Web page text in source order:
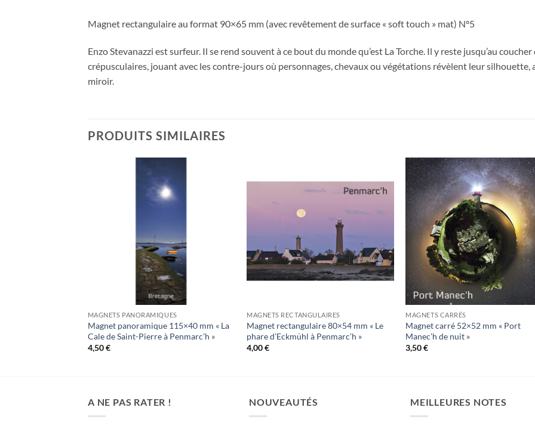
Magnet rectangulaire au format 90×65 mm (avec revêtement de surface « soft touch » mat) N°5
Enzo Stevanazzi est surfeur. Il se rend souvent à ce bout du monde qu’est La Torche. Il y reste jusqu’au
crépusculaires, jouant avec les contre-jours où personnages, chevaux ou végétations révèlent leur silhouette,
miroir.
PRODUITS SIMILAIRES
MAGNETS PANORAMIQUES
Magnet panoramique 115×40 mm « La
Cale de Saint-Pierre à Penmarc’h »
4,50€
Ajouter
MAGNETS RECTANGULAIRES
Magnet rectangulaire 80×54 mm « Le
phare d’Eckmühl à Penmarc’h »
4,00€
à
MAGNETS CARRÉS
Magnet carré 52×52 mm « Port
Manec’h de nuit »
3,50€
A NE PAS RATER ! NOUVEAUTÉS MEILLEURES NOTES